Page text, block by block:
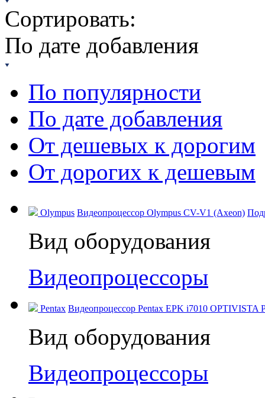
Сортировать:
По дате добавления
По популярности
По дате добавления
От дешевых к дорогим
От дорогих к дешевым
Olympus Видеопроцессор Olympus CV-V1 (Axeon)
Вид оборудования
Видеопроцессоры
Pentax Видеопроцессор Pentax EPK i7010 OPTIVISTA
Вид оборудования
Видеопроцессоры